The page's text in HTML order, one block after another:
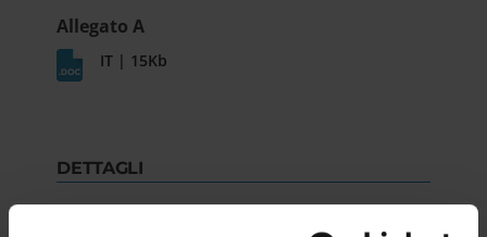
Allegato A
IT | 15Kb
DETTAGLI